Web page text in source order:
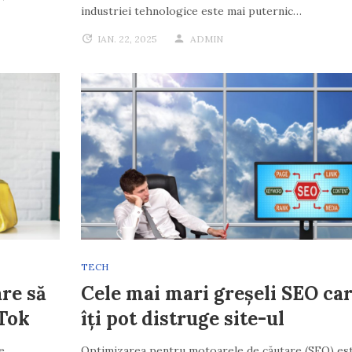
industriei tehnologice este mai puternic…
IAN. 22, 2025 ADMIN
să
TECH
Cele mai mari greșeli SEO
îți pot distruge site-ul